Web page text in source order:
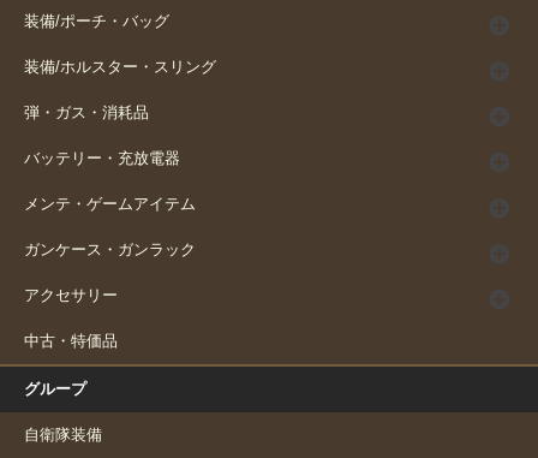
装備/ポーチ・バッグ
装備/ホルスター・スリング
弾・ガス・消耗品
バッテリー・充放電器
メンテ・ゲームアイテム
ガンケース・ガンラック
アクセサリー
中古・特価品
グループ
自衛隊装備